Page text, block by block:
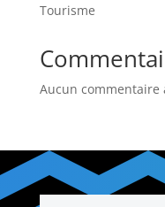
Tourisme
Aucun commentaire